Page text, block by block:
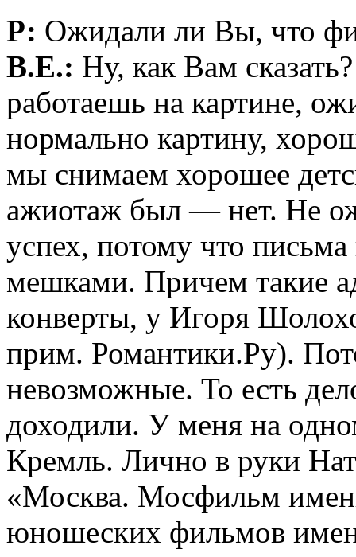
Р: Ожидали ли Вы, что
В.Е.: Ну, как Вам
работаешь на картине,
нормально картину,
мы снимаем хорошее
ажиотаж был — нет. Не
успех, потому что
мешками. Причем такие
конверты, у Игоря
прим. Романтики.Ру).
невозможные. То есть
доходили. У меня на
Кремль. Лично в руки
«Москва. Мосфильм
юношеских фильмов